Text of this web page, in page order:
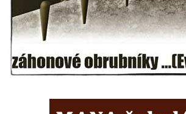
Velešíně
Pomník J. V. Kamarýta v Krumlovské ulici ve
Velešíně
Pamětní deska arcibiskupa Micara ve
vstupu do poutního místa Římov